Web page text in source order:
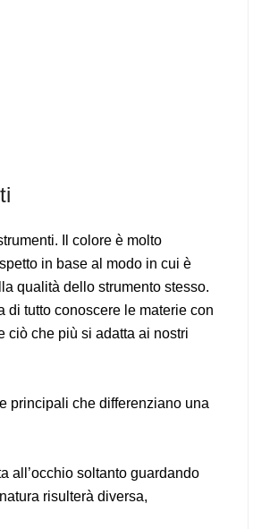
Il colore è molto
in base al modo in cui è
qualità dello strumento stesso.
di tutto conoscere le materie con
ciò che più si adatta ai nostri
principali che differenziano una
all’occhio soltanto guardando
risulterà diversa,